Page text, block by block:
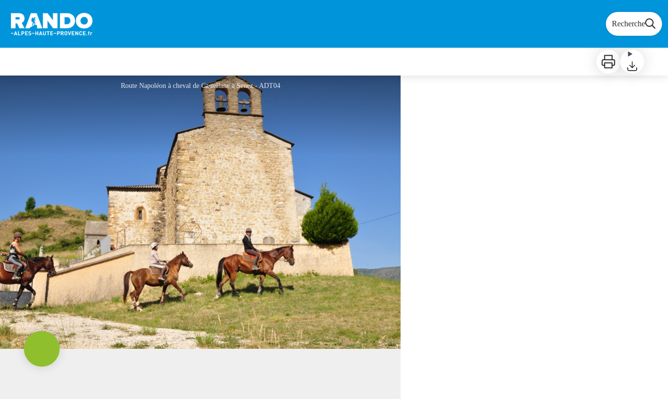
Recherche
Imprimer Télécharger
Route Napoléon à cheval de Castellane à Senez - ADT04